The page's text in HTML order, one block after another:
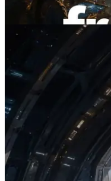
Đọc bài viết này
2026.07.04